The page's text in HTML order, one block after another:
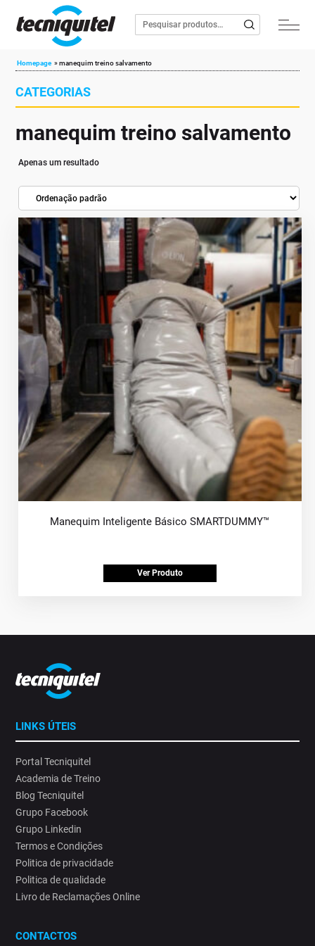
Homepage »manequim treino salvamento
CATEGORIAS
manequim treino salvamento
Apenas um resultado
Manequim Inteligente Básico SMARTDUMMY™
Ver Produto
LINKS ÚTEIS
Portal Tecniquitel
Academia de Treino
Blog Tecniquitel
Grupo Facebook
Grupo Linkedin
Termos e Condições
Politica de privacidade
Politica de qualidade
Livro de Reclamações Online
CONTACTOS